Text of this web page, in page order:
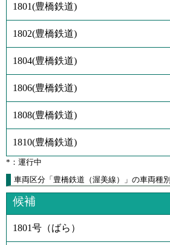
1801(豊橋鉄道)
1802(豊橋鉄道)
1804(豊橋鉄道)
1806(豊橋鉄道)
1808(豊橋鉄道)
1810(豊橋鉄道)
*：運行中
車両区分「豊橋鉄道（渥美線）」の車両種別
候補
1801号（ばら）